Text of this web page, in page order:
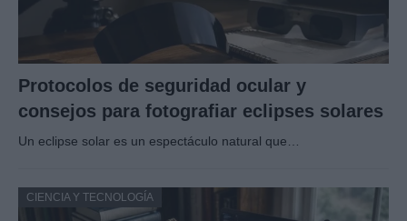
Protocolos de seguridad ocular y
consejos para fotografiar eclipses solares
Un eclipse solar es un espectáculo natural que…
CIENCIA Y TECNOLOGÍA